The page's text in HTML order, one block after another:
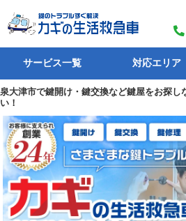
サービス一覧 対応エリア
泉大津市で鍵開け・鍵交換など鍵屋をお探し
い！